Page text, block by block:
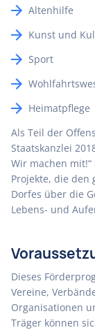
Altenhilfe
Kunst und
Sport
Heimatpflege
Als Teil der
Staatskanzlei
Wir machen
Projekte, die den
Dorfes über die
Lebens- und
Dieses
Vereine,
Organisationen
Träger können